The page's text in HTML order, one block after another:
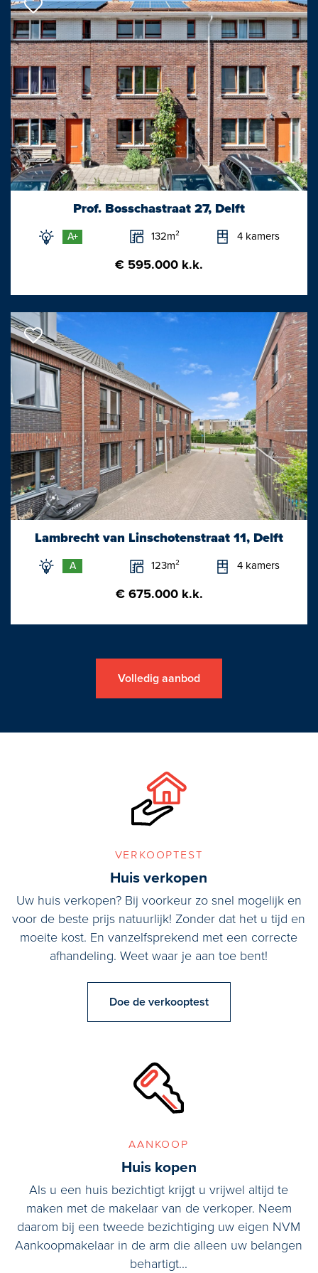
Prof. Bosschastraat 27, Delft
A+ 132m² 4 kamers
€ 595.000 k.k.
Lambrecht van Linschotenstraat 11, Delft
A 123m² 4 kamers
€ 675.000 k.k.
Volledig aanbod
verkooptest
Huis verkopen
Uw huis verkopen? Bij voorkeur zo snel mogelijk en
voor de beste prijs natuurlijk! Zonder dat het u tijd en
moeite kost. En vanzelfsprekend met een correcte
afhandeling. Weet waar je aan toe bent!
Doe de verkooptest
aankoop
Huis kopen
Als u een huis bezichtigt krijgt u vrijwel altijd te
maken met de makelaar van de verkoper. Neem
daarom bij een tweede bezichtiging uw eigen NVM
Aankoopmakelaar in de arm die alleen uw belangen
behartigt...